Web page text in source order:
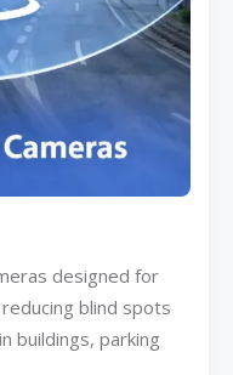
designed for
blind spots
buildings, parking